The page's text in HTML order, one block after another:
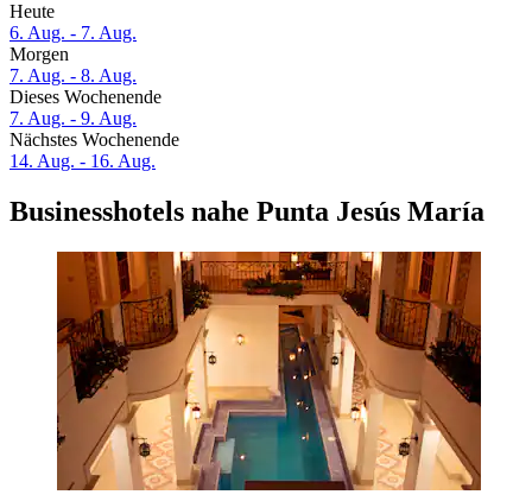
Heute
6. Aug. - 7. Aug.
Morgen
7. Aug. - 8. Aug.
Dieses Wochenende
7. Aug. - 9. Aug.
Nächstes Wochenende
14. Aug. - 16. Aug.
Businesshotels nahe Punta Jesús María